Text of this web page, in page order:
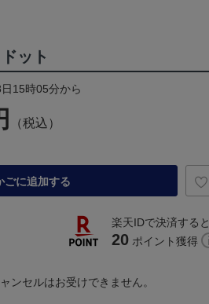
ット
15時05分から
（税込）
ごに追加する
楽天IDで決済すると
20 ポイント獲得
ンセルはお受けできません。